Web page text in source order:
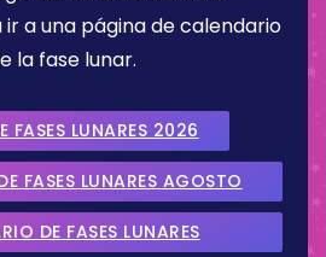
a una página de calendario
la fase lunar.
FASES LUNARES 2026
FASES LUNARES AGOSTO
2026
DE FASES LUNARES